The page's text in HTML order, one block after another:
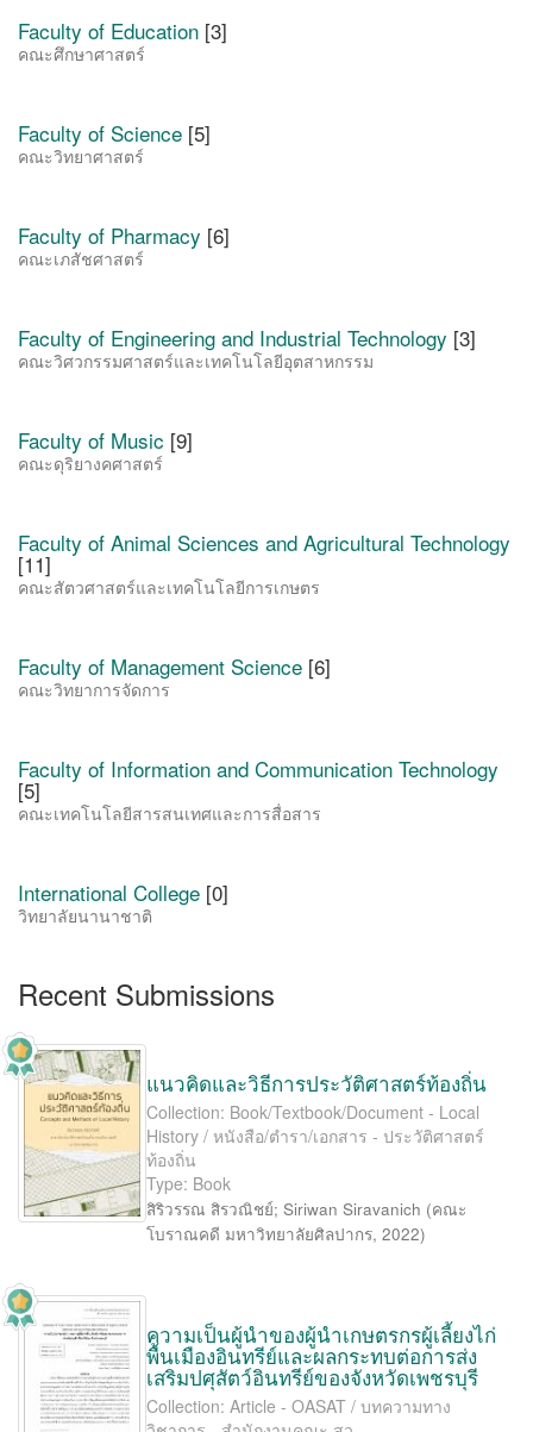
Faculty of Education [3]
คณะศึกษาศาสตร์
Faculty of Science [5]
คณะวิทยาศาสตร์
Faculty of Pharmacy [6]
คณะเภสัชศาสตร์
Faculty of Engineering and Industrial Technology [3]
คณะวิศวกรรมศาสตร์และเทคโนโลยีอุตสาหกรรม
Faculty of Music [9]
คณะดุริยางคศาสตร์
Faculty of Animal Sciences and Agricultural Technology
[11]
คณะสัตวศาสตร์และเทคโนโลยีการเกษตร
Faculty of Management Science [6]
คณะวิทยาการจัดการ
Faculty of Information and Communication Technology
[5]
คณะเทคโนโลยีสารสนเทศและการสื่อสาร
International College [0]
วิทยาลัยนานาชาติ
Recent Submissions
แนวคิดและวิธีการประวัติศาสตร์ท้องถิ่น
Collection: Book/Textbook/Document - Local
History / หนังสือ/ตำรา/เอกสาร - ประวัติศาสตร์
ท้องถิ่น
Type: Book
สิริวรรณ สิรวณิชย์; Siriwan Siravanich (คณะ
โบราณคดี มหาวิทยาลัยศิลปากร, 2022)
ความเป็นผู้นำของผู้นำเกษตรกรผู้เลี้ยงไก่
พื้นเมืองอินทรีย์และผลกระทบต่อการส่ง
เสริมปศุสัตว์อินทรีย์ของจังหวัดเพชรบุรี
Collection: Article - OASAT / บทความทาง